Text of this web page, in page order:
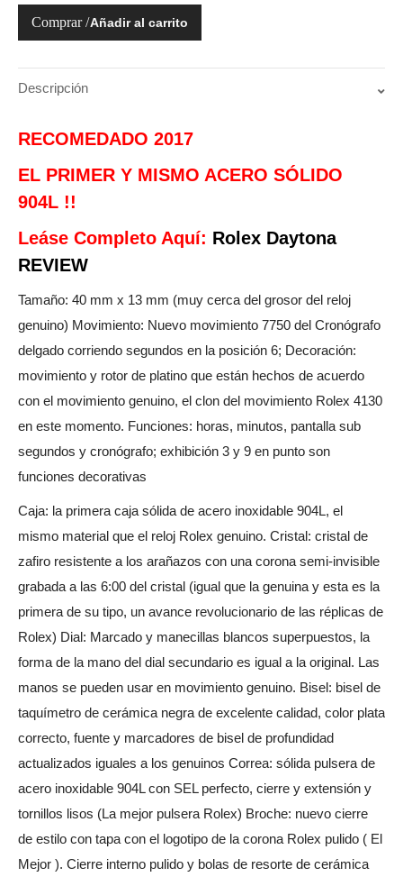
Negro
quantity
Añadir al carrito
Descripción
RECOMEDADO 2017
EL PRIMER Y MISMO ACERO SÓLIDO
904L !!
Leáse Completo Aquí: Rolex Daytona
REVIEW
Tamaño: 40 mm x 13 mm (muy cerca del grosor del reloj
genuino) Movimiento: Nuevo movimiento 7750 del Cronógrafo
delgado corriendo segundos en la posición 6; Decoración:
movimiento y rotor de platino que están hechos de acuerdo
con el movimiento genuino, el clon del movimiento Rolex 4130
en este momento. Funciones: horas, minutos, pantalla sub
segundos y cronógrafo; exhibición 3 y 9 en punto son
funciones decorativas
Caja: la primera caja sólida de acero inoxidable 904L, el
mismo material que el reloj Rolex genuino. Cristal: cristal de
zafiro resistente a los arañazos con una corona semi-invisible
grabada a las 6:00 del cristal (igual que la genuina y esta es la
primera de su tipo, un avance revolucionario de las réplicas de
Rolex) Dial: Marcado y manecillas blancos superpuestos, la
forma de la mano del dial secundario es igual a la original. Las
manos se pueden usar en movimiento genuino. Bisel: bisel de
taquímetro de cerámica negra de excelente calidad, color plata
correcto, fuente y marcadores de bisel de profundidad
actualizados iguales a los genuinos Correa: sólida pulsera de
acero inoxidable 904L con SEL perfecto, cierre y extensión y
tornillos lisos (La mejor pulsera Rolex) Broche: nuevo cierre
de estilo con tapa con el logotipo de la corona Rolex pulido ( El
Mejor ). Cierre interno pulido y bolas de resorte de cerámica